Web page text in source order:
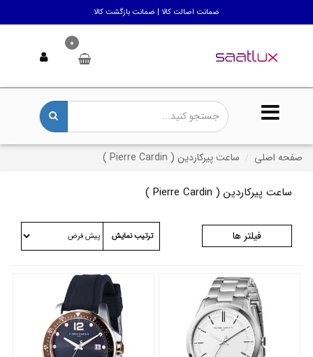
ضمانت اصالت کالا | ضمانت بازگشت کالا
0
صفحه اصلی ساعت پیرکاردین ( Pierre Cardin )
ساعت پیرکاردین ( Pierre Cardin )
فیلتر ها ترتیب نمایش